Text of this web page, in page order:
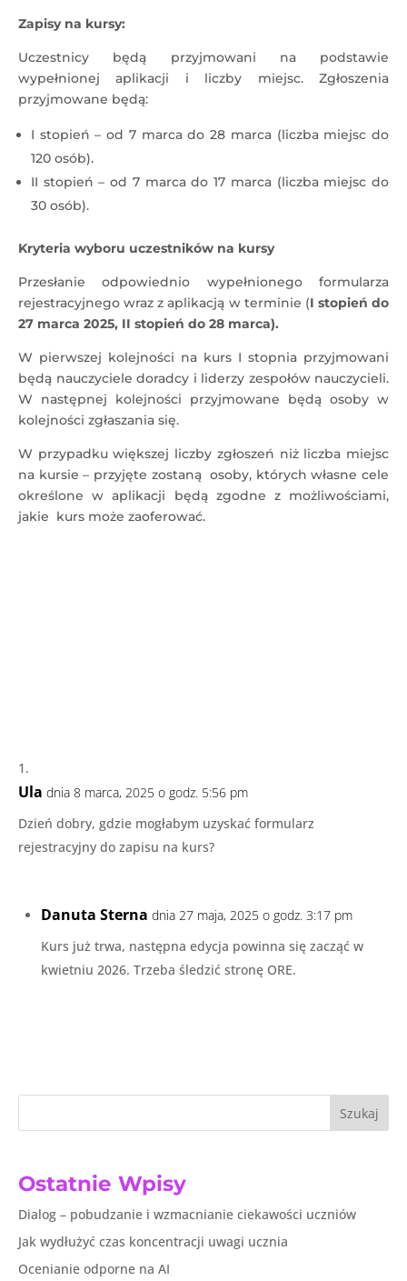
Zapisy na kursy:
Uczestnicy będą przyjmowani na podstawie
wypełnionej aplikacji i liczby miejsc. Zgłoszenia
przyjmowane będą:
I stopień – od 7 marca do 28 marca (liczba miejsc do
120 osób).
II stopień – od 7 marca do 17 marca (liczba miejsc do
30 osób).
Kryteria wyboru uczestników na kursy
Przesłanie odpowiednio wypełnionego formularza
rejestracyjnego wraz z aplikacją w terminie (I stopień do
27 marca 2025, II stopień do 28 marca).
W pierwszej kolejności na kurs I stopnia przyjmowani
będą nauczyciele doradcy i liderzy zespołów nauczycieli.
W następnej kolejności przyjmowane będą osoby w
kolejności zgłaszania się.
W przypadku większej liczby zgłoszeń niż liczba miejsc
na kursie – przyjęte zostaną osoby, których własne cele
określone w aplikacji będą zgodne z możliwościami,
jakie kurs może zaoferować.
Ula dnia 8 marca, 2025 o godz. 5:56 pm
Dzień dobry, gdzie mogłabym uzyskać formularz
rejestracyjny do zapisu na kurs?
Danuta Sterna dnia 27 maja, 2025 o godz. 3:17 pm
Kurs już trwa, następna edycja powinna się zacząć w
kwietniu 2026. Trzeba śledzić stronę ORE.
Szukaj
Ostatnie Wpisy
Dialog – pobudzanie i wzmacnianie ciekawości uczniów
Jak wydłużyć czas koncentracji uwagi ucznia
Ocenianie odporne na AI